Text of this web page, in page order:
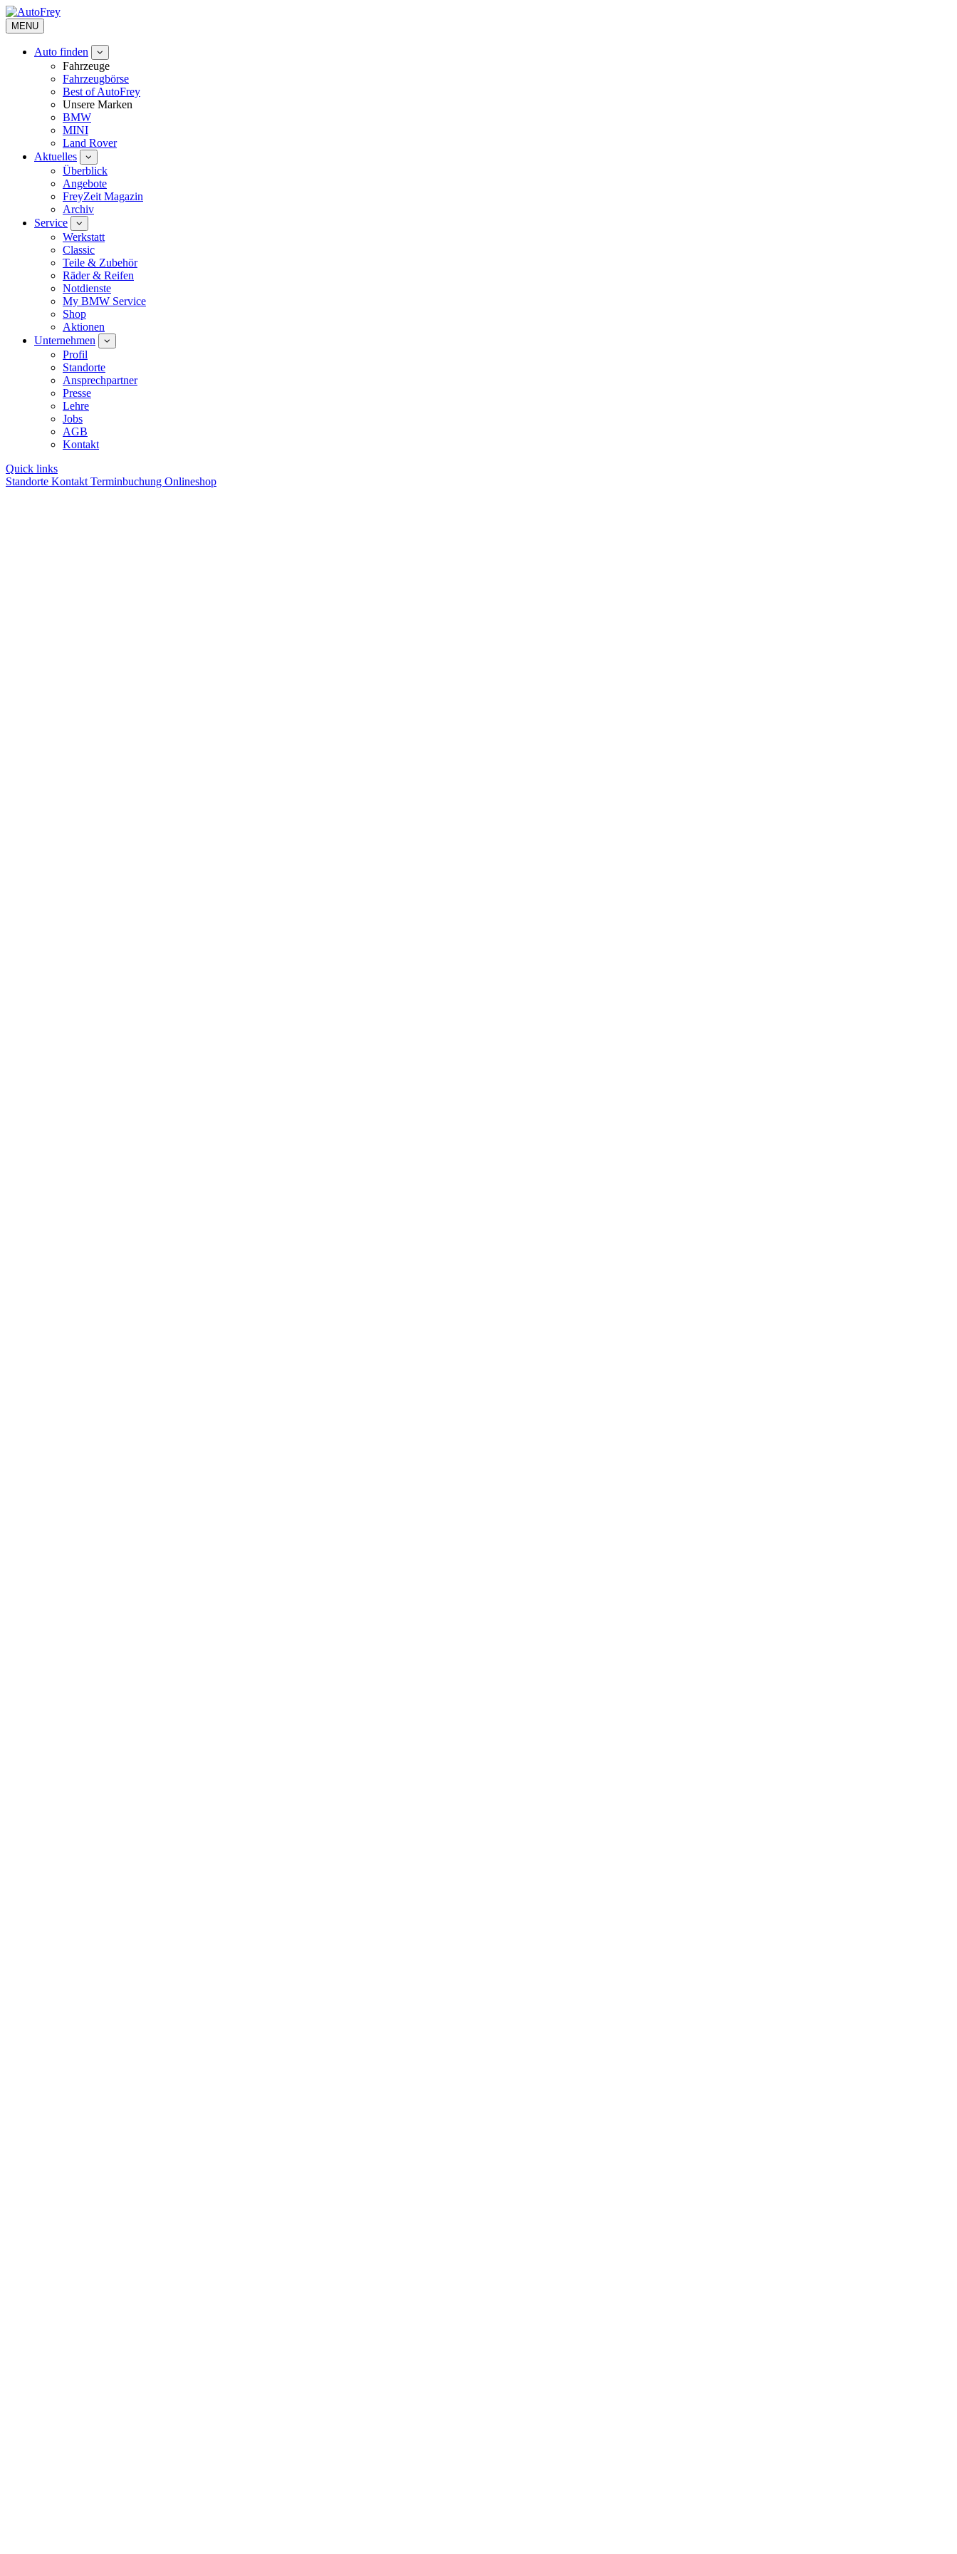
MENU
Auto finden
Fahrzeuge
Fahrzeugbörse
Best of AutoFrey
Unsere Marken
BMW
MINI
Land Rover
Aktuelles
Überblick
Angebote
FreyZeit Magazin
Archiv
Service
Werkstatt
Classic
Teile & Zubehör
Räder & Reifen
Notdienste
My BMW Service
Shop
Aktionen
Unternehmen
Profil
Standorte
Ansprechpartner
Presse
Lehre
Jobs
AGB
Kontakt
Quick links
Standorte Kontakt Terminbuchung Onlineshop